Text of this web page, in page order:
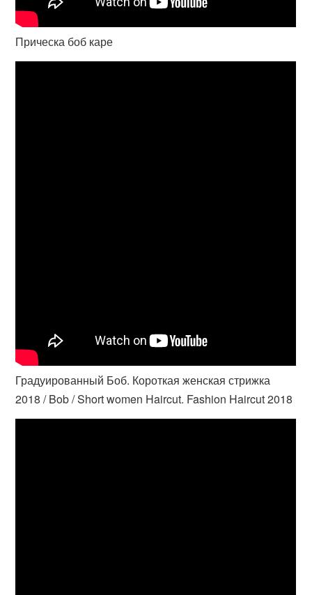
Прическа боб каре
Градуированный Боб. Короткая женская стрижка
2018 / Bob / Short women Haircut. Fashion Haircut 2018